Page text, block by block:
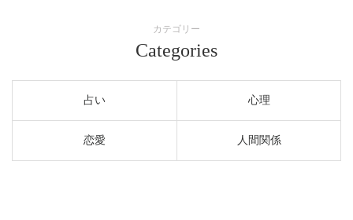
カテゴリー
Categories
占い 心理
恋愛 人間関係